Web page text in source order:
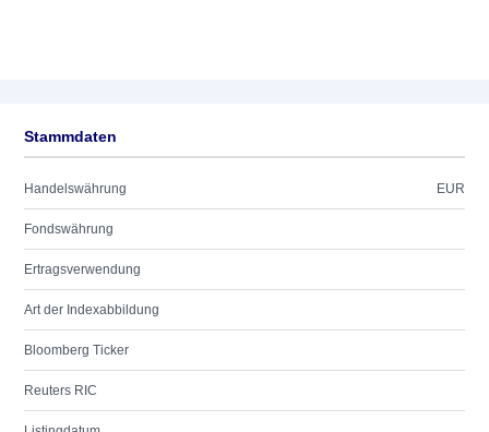
Stammdaten
Handelswährung EUR
Fondswährung
Ertragsverwendung
Art der Indexabbildung
Bloomberg Ticker
Reuters RIC